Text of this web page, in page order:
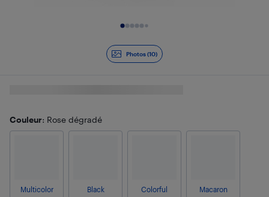
Photos (10)
Couleur: Rose dégradé
Multicolor Black Colorful Macaron